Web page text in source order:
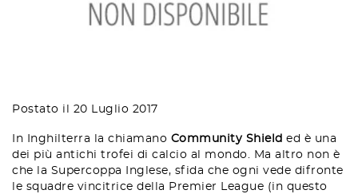
Postato il 20 Luglio 2017
In Inghilterra la chiamano Community Shield ed è una
dei più antichi trofei di calcio al mondo. Ma altro non è
che la Supercoppa Inglese, sfida che ogni vede difronte
le squadre vincitrice della Premier League (in questo